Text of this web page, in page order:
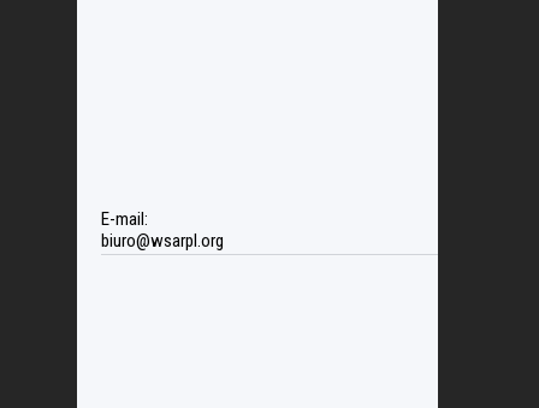
E-mail:
biuro@wsarpl.org